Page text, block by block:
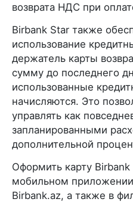
возврата НДС при
Birbank Star также
использование
держатель карты
сумму до последнего
использованные
начисляются. Это
управлять как
запланированными
дополнительной
Оформить карту
мобильном приложении
Birbank.az, а также в